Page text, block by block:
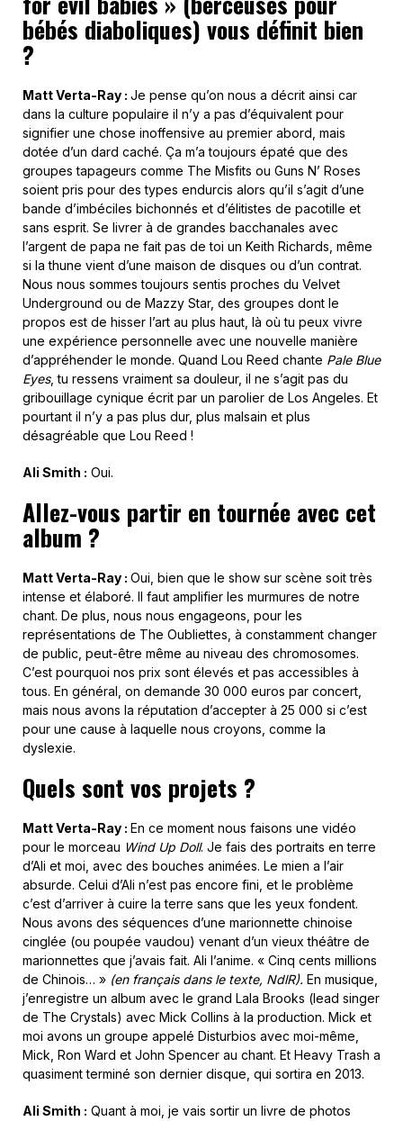
bébés diaboliques) vous définit bien
?
Matt Verta-Ray : Je pense qu’on nous a décrit ainsi car
dans la culture populaire il n’y a pas d’équivalent pour
signifier une chose inoffensive au premier abord, mais
dotée d’un dard caché. Ça m’a toujours épaté que des
groupes tapageurs comme The Misfits ou Guns N’ Roses
soient pris pour des types endurcis alors qu’il s’agit d’une
bande d’imbéciles bichonnés et d’élitistes de pacotille et
sans esprit. Se livrer à de grandes bacchanales avec
l’argent de papa ne fait pas de toi un Keith Richards, même
si la thune vient d’une maison de disques ou d’un contrat.
Nous nous sommes toujours sentis proches du Velvet
Underground ou de Mazzy Star, des groupes dont le
propos est de hisser l’art au plus haut, là où tu peux vivre
une expérience personnelle avec une nouvelle manière
d’appréhender le monde. Quand Lou Reed chante Pale Blue
Eyes, tu ressens vraiment sa douleur, il ne s’agit pas du
gribouillage cynique écrit par un parolier de Los Angeles. Et
pourtant il n’y a pas plus dur, plus malsain et plus
désagréable que Lou Reed !
Ali Smith : Oui.
Allez-vous partir en tournée avec cet
album ?
Matt Verta-Ray : Oui, bien que le show sur scène soit très
intense et élaboré. Il faut amplifier les murmures de notre
chant. De plus, nous nous engageons, pour les
représentations de The Oubliettes, à constamment changer
de public, peut-être même au niveau des chromosomes.
C’est pourquoi nos prix sont élevés et pas accessibles à
tous. En général, on demande 30 000 euros par concert,
mais nous avons la réputation d’accepter à 25 000 si c’est
pour une cause à laquelle nous croyons, comme la
dyslexie.
Quels sont vos projets ?
Matt Verta-Ray : En ce moment nous faisons une vidéo
pour le morceau Wind Up Doll. Je fais des portraits en terre
d’Ali et moi, avec des bouches animées. Le mien a l’air
absurde. Celui d’Ali n’est pas encore fini, et le problème
c’est d’arriver à cuire la terre sans que les yeux fondent.
Nous avons des séquences d’une marionnette chinoise
cinglée (ou poupée vaudou) venant d’un vieux théâtre de
marionnettes que j’avais fait. Ali l’anime. « Cinq cents millions
de Chinois… » (en français dans le texte, NdlR). En musique,
j’enregistre un album avec le grand Lala Brooks (lead singer
de The Crystals) avec Mick Collins à la production. Mick et
moi avons un groupe appelé Disturbios avec moi-même,
Mick, Ron Ward et John Spencer au chant. Et Heavy Trash a
quasiment terminé son dernier disque, qui sortira en 2013.
Ali Smith : Quant à moi, je vais sortir un livre de photos